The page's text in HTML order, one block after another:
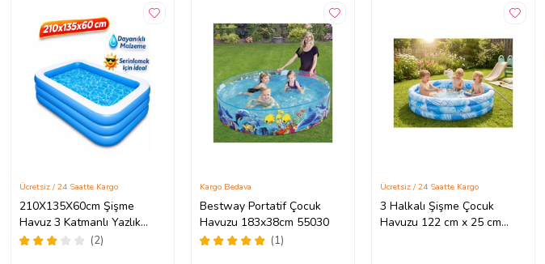
210X135X60cm Şişme
Havuz 3 Katmanlı Yazlık
Bahçe Havuzu Dikdörtgen
(2)
Ücretsiz / 24 Saatte Kargo
Bestway Portatif Çocuk
Havuzu 183x38cm 55030
(1)
Kargo Bedava
3 Halkalı Şişme Çocuk
Havuzu 122 cm x 25 cm
Ücretsiz / 24 Saatte Kargo